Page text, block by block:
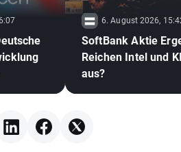
6. August 2026,
SoftBank Aktie
Reichen Intel und
aus?